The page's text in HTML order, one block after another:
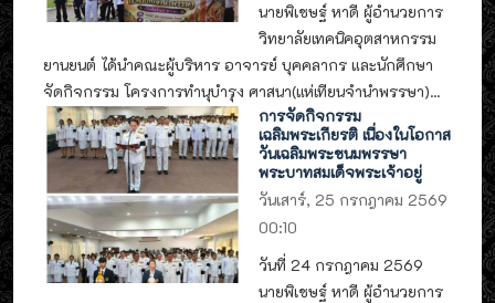
นายพิเชษฐ์ หาดี ผู้อำนวยการ
วิทยาลัยเทคนิคอุตสาหกรรม
ยานยนต์ ได้นำคณะผู้บริหาร อาจารย์ บุคคลากร และนักศึกษา
จัดกิจกรรม โครงการทำนุบำรุง ศาสนา(แห่เทียนจำนำพรรษา)...
การจัดกิจกรรม
เฉลิมพระเกียรติ เนื่องในโอกาส
วันเฉลิมพระชนมพรรษา
พระบาทสมเด็จพระเจ้าอยู่
วันเสาร์, 25 กรกฎาคม 2569
00:10
วันที่ 24 กรกฎาคม 2569
นายพิเชษฐ์ หาดี ผู้อำนวยการ